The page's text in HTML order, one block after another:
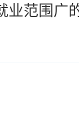
业范围广